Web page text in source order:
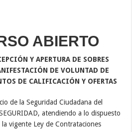
ABIERTO
Y APERTURA DE SOBRES
DE VOLUNTAD DE
DE CALIFICACIÓN Y OFERTAS
de la Seguridad Ciudadana del
atendiendo a lo dispuesto
vigente Ley de Contrataciones